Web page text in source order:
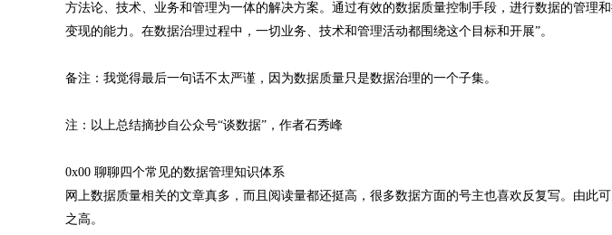
方法论、技术、业务和管理为一体的解决方案。通过有效的数据质量控制手段，进行数据的管理
变现的能力。在数据治理过程中，一切业务、技术和管理活动都围绕这个目标和开展”。
备注：我觉得最后一句话不太严谨，因为数据质量只是数据治理的一个子集。
注：以上总结摘抄自公众号“谈数据”，作者石秀峰
0x00 聊聊四个常见的数据管理知识体系
网上数据质量相关的文章真多，而且阅读量都还挺高，很多数据方面的号主也喜欢反复写。由此
之高。